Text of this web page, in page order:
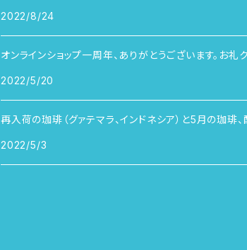
2022/8/24
オンラインショップ一周年、ありがとうございます。お
2022/5/20
再入荷の珈琲（グァテマラ、インドネシア）と5月の珈琲
2022/5/3